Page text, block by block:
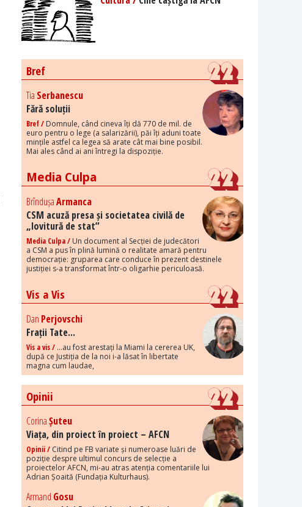
Bref
Tia Serbanescu
Fără soluții
Bref / Domnule, când cineva îți dă 770 de mil. de
euro pentru o lege (a salarizării), păi îți aduni toate
mințile astfel ca legea să arate cât mai bine posibil.
Mai ales când ai ani întregi la dispoziție.
Media Culpa
BrîndușaArmanca
CSM acuză presa și societatea civilă de
„lovitură de stat”
Media Culpa / Un document al Secției de judecători
a CSM a pus în plină lumină o realitate amară pentru
democrație: gruparea care conduce în prezent destinele
justiției s-a transformat într-o oligarhie periculoasă.
Vis a Vis
Dan Perjovschi
Frații Tate...
Vis a vis / ...au fost arestați la Miami la cererea UK,
după ce Justiția de la noi i-a lăsat în libertate
magna cum laudae,
Opinii
CorinaȘuteu
Viața, din proiect în proiect – AFCN
Opinii / Citind pe FB variate și numeroase luări de
poziție despre ultimul concurs de selecție a
proiectelor AFCN, mi-au atras atenția comentariile lui
Adrian Șoaită (Fundația Kulturhaus).
Armand Gosu